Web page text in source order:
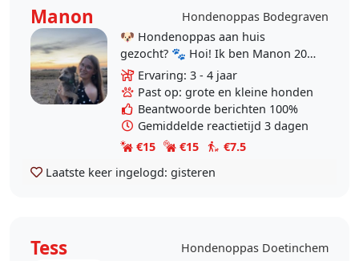
Manon
Hondenoppas Bodegraven
🐶 Hondenoppas aan huis
gezocht? 🐾 Hoi! Ik ben Manon 20
jaar oud en een gediplomeerd
dierverzorger (niveau 3) en bied
hondenoppas aan bij jou..
Ervaring: 3 - 4 jaar
Past op: grote en kleine honden
Beantwoorde berichten 100%
Gemiddelde reactietijd 3 dagen
€15
€15
€7.5
Laatste keer ingelogd: gisteren
Tess Hondenoppas Doetinchem